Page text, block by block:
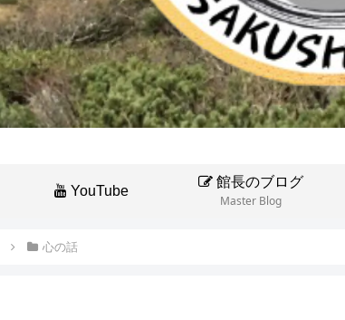
YouTube
館長のブログ
Master Blog
心の話